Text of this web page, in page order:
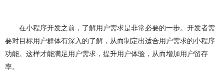
公众号定制开发 微信公众号定制开发
公众号开发费用 做公众号 公众号开发问题
在小程序开发之前，了解用户需求是非常必要的一步。开发者需
要对目标用户群体有深入的了解，从而制定出适合用户需求的小程序
功能。这样才能满足用户需求，提升用户体验，从而增加用户留存
率。